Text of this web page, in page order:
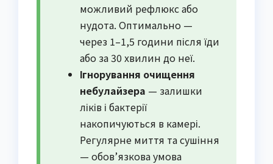
можливий рефлюкс або
нудота. Оптимально —
через 1–1,5 години після їди
або за 30 хвилин до неї.
Ігнорування очищення
небулайзера — залишки
ліків і бактерії
накопичуються в камері.
Регулярне миття та сушіння
— обов’язкова умова